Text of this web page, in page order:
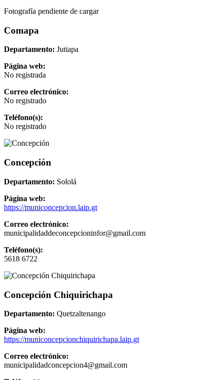
Fotografía pendiente de cargar
Comapa
Departamento: Jutiapa
Página web:
No registrada
Correo electrónico:
No registrado
Teléfono(s):
No registrado
Concepción
Departamento: Sololá
Página web:
https://municoncepcion.laip.gt
Correo electrónico:
municipalidaddeconcepcioninfor@gmail.com
Teléfono(s):
5618 6722
Concepción Chiquirichapa
Departamento: Quetzaltenango
Página web:
https://municoncepcionchiquirichapa.laip.gt
Correo electrónico:
municipalidadconcepcion4@gmail.com